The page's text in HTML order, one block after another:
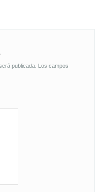
publicada. Los campos